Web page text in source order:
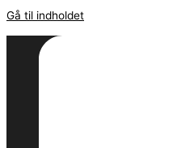
Gå til indholdet